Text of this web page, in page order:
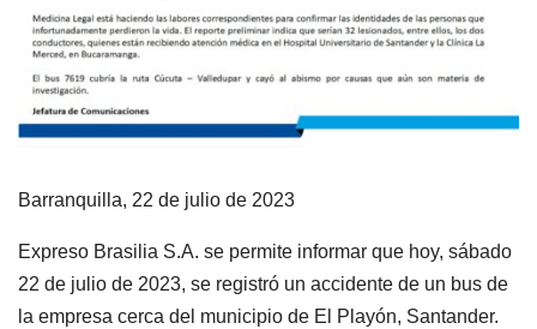
Barranquilla, 22 de julio de 2023
Expreso Brasilia S.A. se permite informar que hoy, sábado
22 de julio de 2023, se registró un accidente de un bus de
la empresa cerca del municipio de El Playón, Santander.